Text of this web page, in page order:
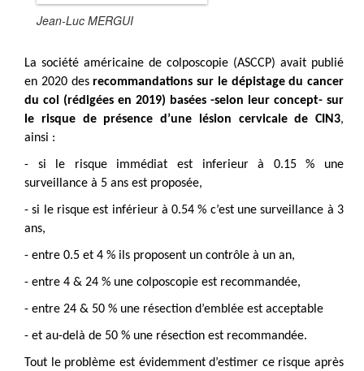
Jean-Luc MERGUI
La société américaine de colposcopie (ASCCP) avait publié
en 2020 desrecommandations sur le dépistage du cancer
du col (rédigées en 2019) basées -selon leur concept- sur
le risque de présence d’une lésion cervicale de CIN3,
ainsi :
- si le risque immédiat est inferieur à 0.15 % une
surveillance à 5 ans est proposée,
- si le risque est inférieur à 0.54 % c’est une surveillance à 3
ans,
- entre 0.5 et 4 % ils proposent un contrôle à un an,
- entre 4 & 24 % une colposcopie est recommandée,
- entre 24 & 50 % une résection d’emblée est acceptable
- et au-delà de 50 % une résection est recommandée.
Tout le problème est évidemment d’estimer ce risque après